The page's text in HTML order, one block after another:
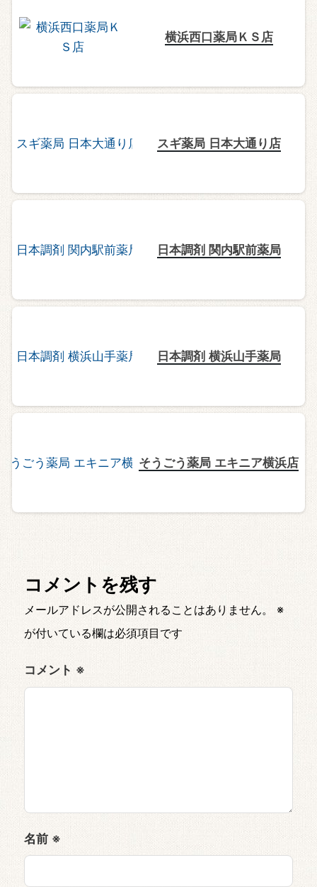
横浜西口薬局ＫＳ店
スギ薬局 日本大通り店
日本調剤 関内駅前薬局
日本調剤 横浜山手薬局
そうごう薬局 エキニア横浜店
コメントを残す
メールアドレスが公開されることはありません。
※
が付いている欄は必須項目です
コメント ※
名前 ※